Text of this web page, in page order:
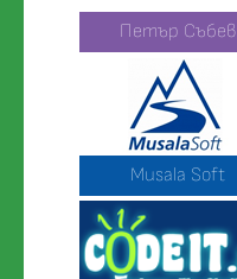
Петър Събев
Musala Soft